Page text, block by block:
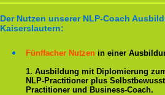
Der Nutzen unserer NLP-Coach
Kaiserslautern:
Fünffacher Nutzen in einer
1. Ausbildung mit Diplomierung
NLP-Practitioner plus
Practitioner und Business-Coach.